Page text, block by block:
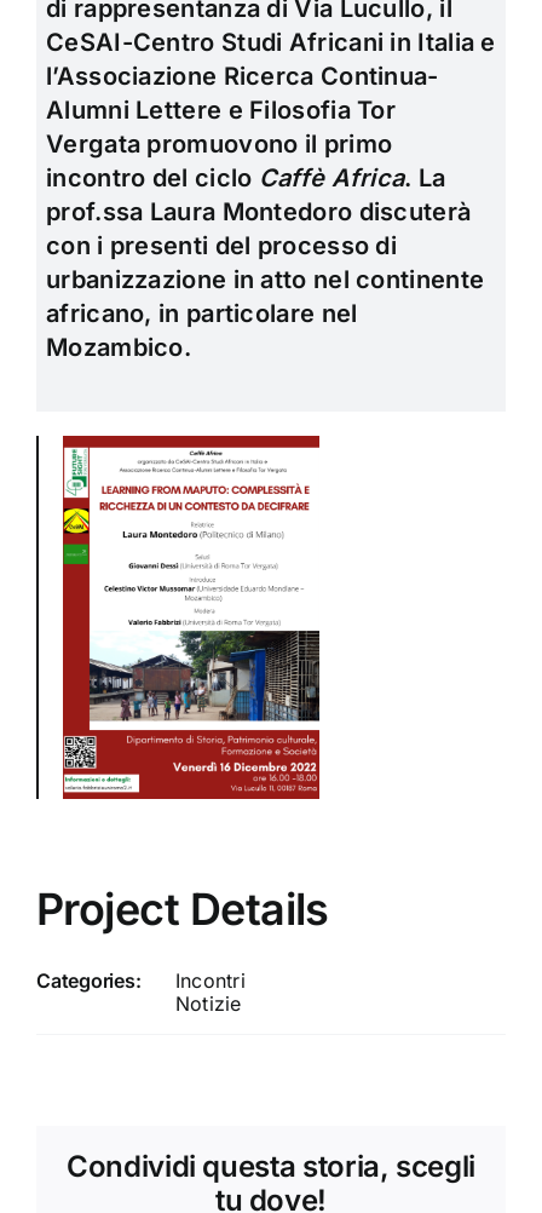
di rappresentanza di Via Lucullo, il
CeSAI-Centro Studi Africani in Italia e
l’Associazione Ricerca Continua-
Alumni Lettere e Filosofia Tor
Vergata promuovono il primo
incontro del ciclo Caffè Africa. La
prof.ssa Laura Montedoro discuterà
con i presenti del processo di
urbanizzazione in atto nel continente
africano, in particolare nel
Mozambico.
Project Details
Categories:
Incontri
Notizie
Condividi questa storia, scegli
tu dove!